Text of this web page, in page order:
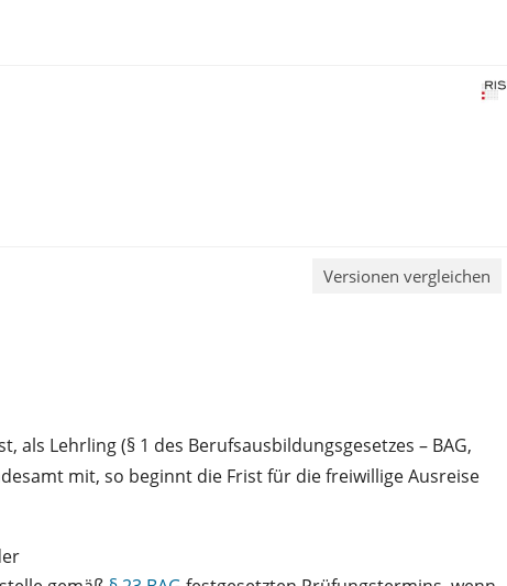
Versionen vergleichen
Lehrling (§ 1 des Berufsausbildungsgesetzes – BAG,
mit, so beginnt die Frist für die freiwillige Ausreise